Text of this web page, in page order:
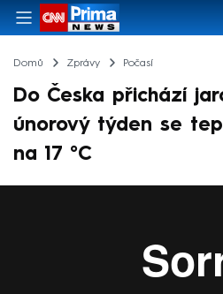
Domů Zprávy Počasí
Do Česka přichází
únorový týden se
na 17 °C